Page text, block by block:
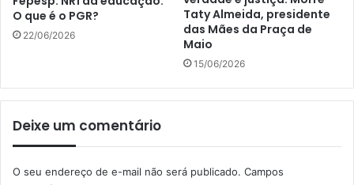
O que é o PGR?
22/06/2026
Taty Almeida, presidente
das Mães da Praça de
Maio
15/06/2026
Deixe um comentário
O seu endereço de e-mail não será publicado. Campos